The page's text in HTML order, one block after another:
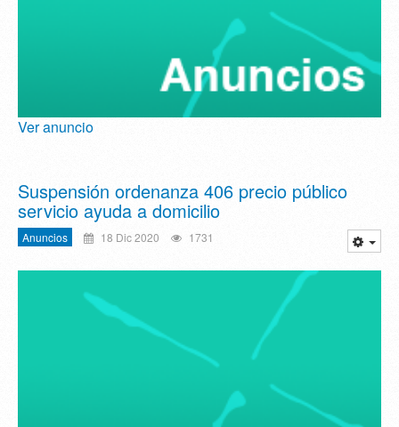
Ver anuncio
Suspensión ordenanza 406 precio público
servicio ayuda a domicilio
Anuncios 18 Dic 2020 1731